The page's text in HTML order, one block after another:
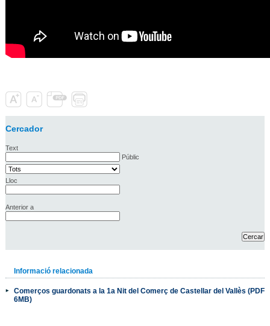
Cercador
Text
Públic
Lloc
Anterior a
Informació relacionada
Comerços guardonats a la 1a Nit del Comerç de Castellar del Vallès (PDF
6MB)